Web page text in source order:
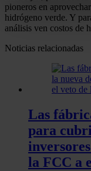
buscar
Obtenga más
datos . Puede
momento en la
Las cookies de
contenido y los
analizar el
uso que haga del
sociales,
con otra
pioneros en
hidrógeno verde. Y
análisis ven costos de
Noticias relacionadas
Las
para
la FCC a